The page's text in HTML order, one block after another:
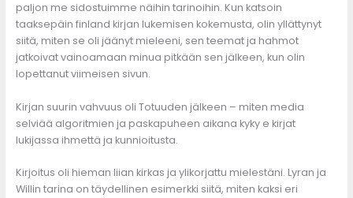
paljon me sidostuimme näihin tarinoihin. Kun katsoin
taaksepäin finland kirjan lukemisen kokemusta, olin yllättynyt
siitä, miten se oli jäänyt mieleeni, sen teemat ja hahmot
jatkoivat vainoamaan minua pitkään sen jälkeen, kun olin
lopettanut viimeisen sivun.
Kirjan suurin vahvuus oli Totuuden jälkeen – miten media
selviää algoritmien ja paskapuheen aikana kyky e kirjat​
lukijassa ihmettä ja kunnioitusta.
Kirjoitus oli hieman liian kirkas ja ylikorjattu mielestäni. Lyran ja
Willin tarina on täydellinen esimerkki siitä, miten kaksi eri